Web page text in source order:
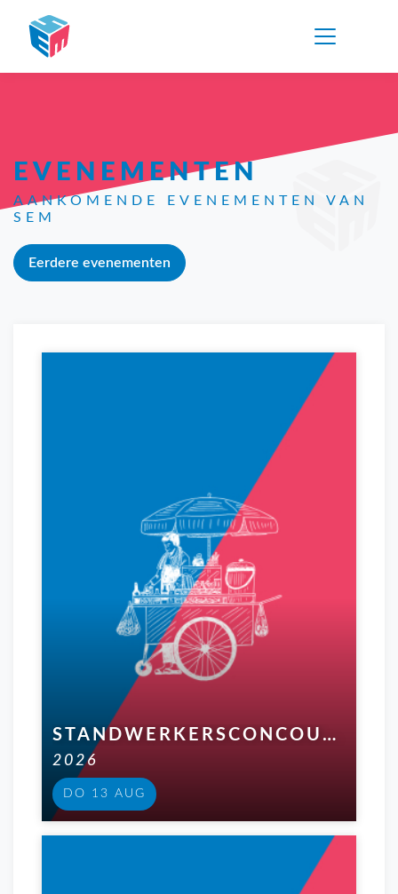
EVENEMENTEN
AANKOMENDE EVENEMENTEN VAN
SEM
Eerdere evenementen
STANDWERKERSCONCOURS "DOLLE DONDERDAG”
2026
DO 13 AUG